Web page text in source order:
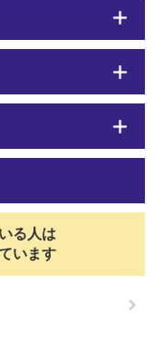
る人は
います